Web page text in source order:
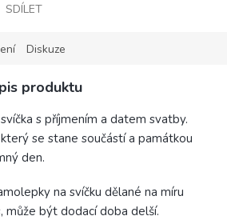
SDÍLET
Diskuze
produktu
s příjmením a datem svatby.
se stane součástí a památkou
den.
na svíčku dělané na míru
může být dodací doba delší.